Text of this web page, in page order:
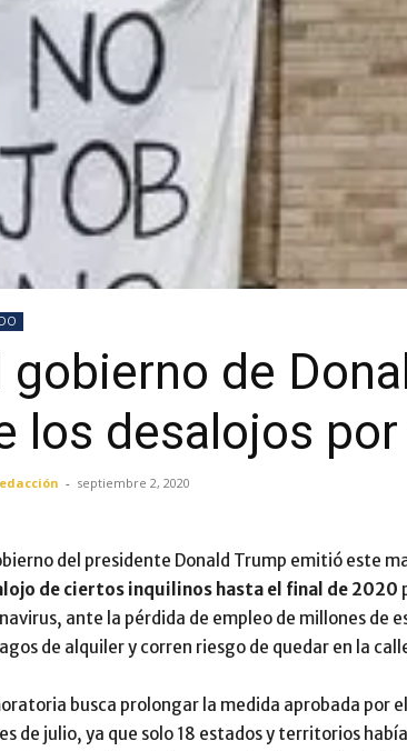
gobierno de
los desalojos
- septiembre 2, 2020
del presidente Donald Trump emitió este
de ciertos inquilinos hasta el final de 2020
ante la pérdida de empleo de millones de
de alquiler y corren riesgo de quedar en la
busca prolongar la medida aprobada por
de julio, ya que solo 18 estados y territorios